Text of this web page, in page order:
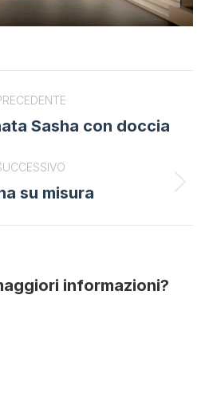
Previous
Sasha con doccia
Next
su misura
informazioni?